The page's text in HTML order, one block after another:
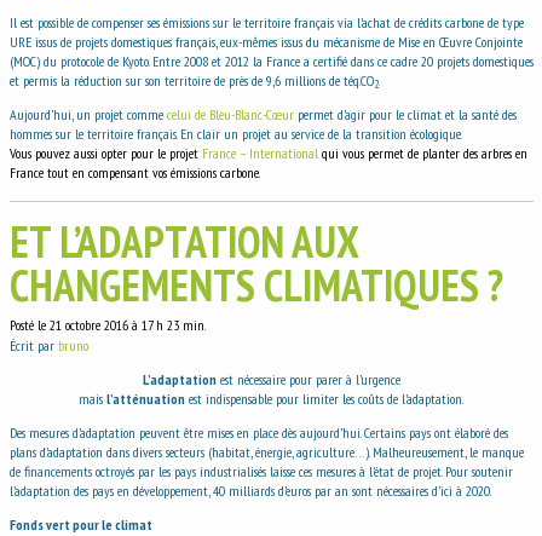
Il est possible de compenser ses émissions sur le territoire français via l’achat de crédits carbone de type
URE issus de projets domestiques français, eux-mêmes issus du mécanisme de Mise en Œuvre Conjointe
(MOC) du protocole de Kyoto. Entre 2008 et 2012 la France a certifié dans ce cadre 20 projets domestiques
et permis la réduction sur son territoire de près de 9,6 millions de téq.CO2.
Aujourd’hui, un projet comme celui de Bleu-Blanc-Cœur permet d’agir pour le climat et la santé des
hommes sur le territoire français. En clair un projet au service de la transition écologique.
Vous pouvez aussi opter pour le projet France – Internationalqui vous permet de planter des arbres en
France tout en compensant vos émissions carbone.
ET L’ADAPTATION AUX
CHANGEMENTS CLIMATIQUES ?
Posté le 21 octobre 2016 à 17 h 23 min.
Écrit par bruno
L’adaptationest nécessaire pour parer à l’urgence
mais l’atténuation est indispensable pour limiter les coûts de l’adaptation.
Des mesures d’adaptation peuvent être mises en place dès aujourd’hui. Certains pays ont élaboré des
plans d’adaptation dans divers secteurs (habitat, énergie, agriculture…). Malheureusement, le manque
de financements octroyés par les pays industrialisés laisse ces mesures à l’état de projet. Pour soutenir
l’adaptation des pays en développement, 40 milliards d’euros par an sont nécessaires d’ici à 2020.
Fonds vert pour le climat